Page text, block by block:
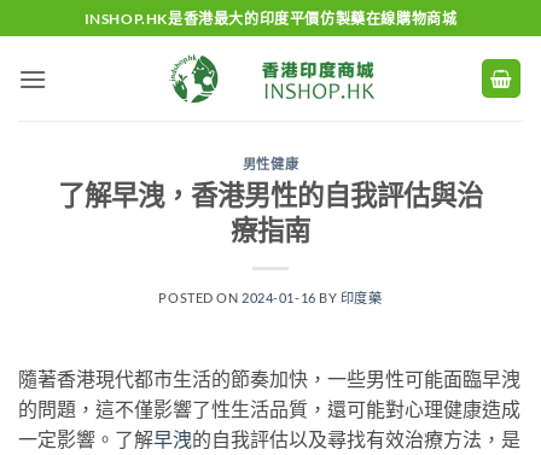
to
content
INSHOP.HK是香港最大的印度平價仿製藥在線購物商城
男性健康
了解早洩，香港男性的自我評估與治
療指南
POSTED ON 2024-01-16 BY 印度藥
隨著香港現代都市生活的節奏加快，一些男性可能面臨早洩
的問題，這不僅影響了性生活品質，還可能對心理健康造成
一定影響。了解早洩的自我評估以及尋找有效治療方法，是